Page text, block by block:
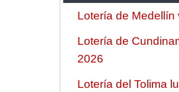
Lotería de
Lotería de
2026
Lotería del Tolima